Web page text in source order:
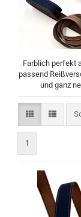
Farblich perfekt
passend
und ganz
1